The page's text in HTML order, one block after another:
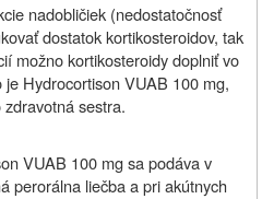
nadobličiek (nedostatočnosť
dostatok kortikosteroidov, tak
možno kortikosteroidy doplniť vo
Hydrocortison VUAB 100 mg,
sestra.
VUAB 100 mg sa podáva v
perorálna liečba a pri akútnych